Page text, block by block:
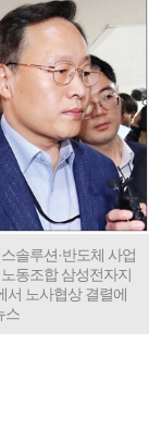
솔루션·반도체 사업
동조합 삼성전자지
서 노사협상 결렬에
스